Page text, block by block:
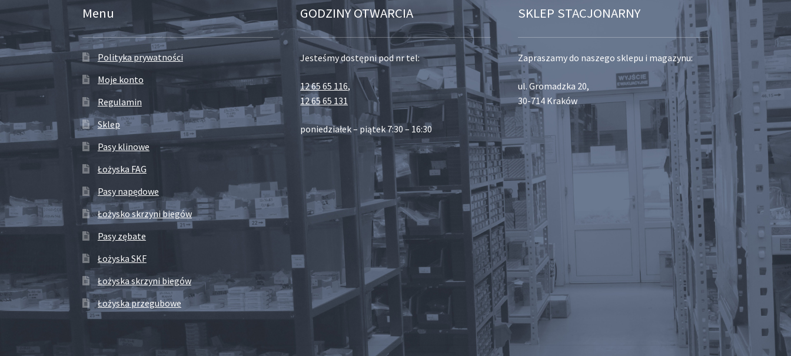
Menu
Polityka prywatności
Moje konto
Regulamin
Sklep
Pasy klinowe
Łożyska FAG
Pasy napędowe
Łożysko skrzyni biegów
Pasy zębate
Łożyska SKF
Łożyska skrzyni biegów
Łożyska przegubowe
GODZINY OTWARCIA
Jesteśmy dostępni pod nr tel:
12 65 65 116,
12 65 65 131
poniedziałek – piątek 7:30 – 16:30
SKLEP STACJONARNY
Zapraszamy do naszego sklepu i magazynu:
ul. Gromadzka 20,
30-714 Kraków